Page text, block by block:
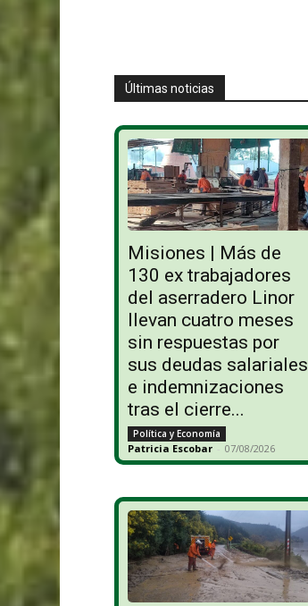
Últimas noticias
Misiones | Más de
130 ex trabajadores
del aserradero Linor
llevan cuatro meses
sin respuestas por
sus deudas salariales
e indemnizaciones
tras el cierre...
Política y Economía
Patricia Escobar - 07/08/2026